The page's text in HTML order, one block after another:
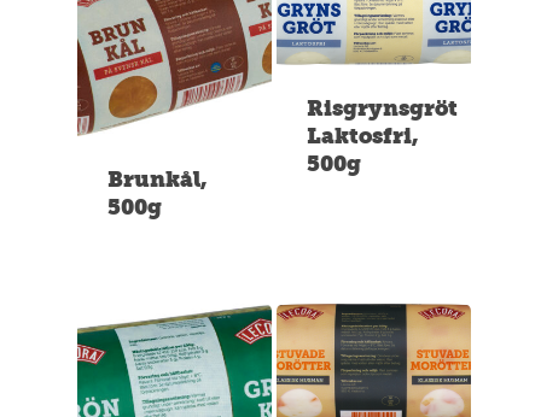
Brunkål,
500g
Risgrynsgröt
Laktosfri,
500g